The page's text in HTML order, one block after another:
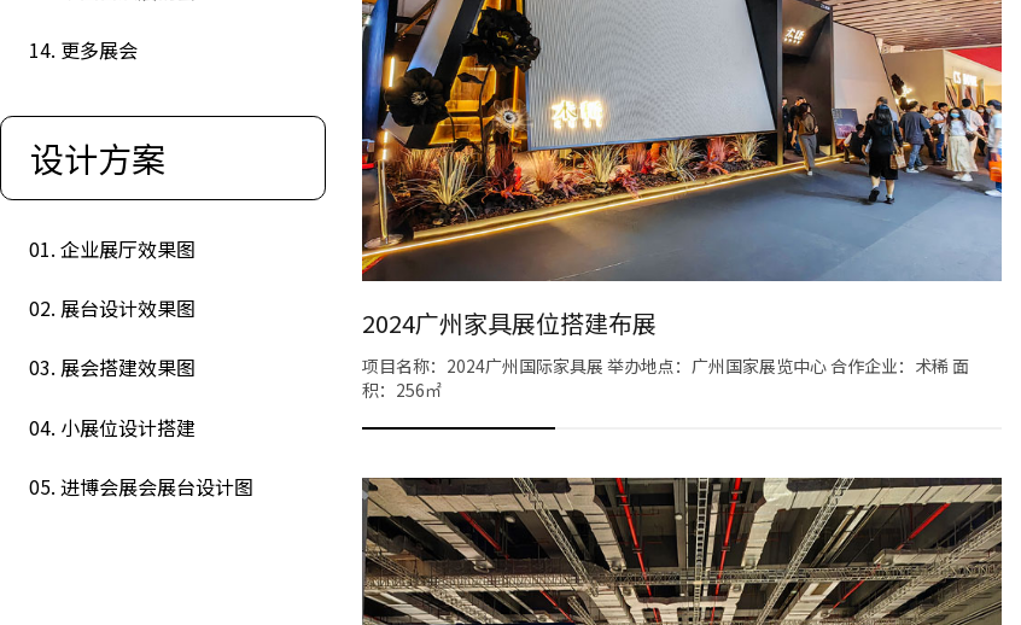
14. 更多展会
设计方案
01. 企业展厅效果图
02. 展台设计效果图
03. 展会搭建效果图
04. 小展位设计搭建
05. 进博会展会展台设计图
2024广州家具展位搭建布展
项目名称：2024广州国际家具展 举办地点：广州国家展览中心 合作企业：术稀 面
积：256㎡